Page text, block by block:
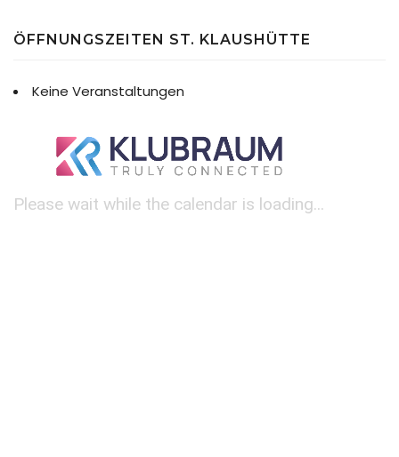
ÖFFNUNGSZEITEN ST. KLAUSHÜTTE
Keine Veranstaltungen